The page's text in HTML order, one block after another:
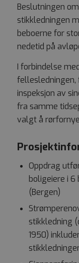
Beslutningen
stikkledningen
beboerne for
nedetid på
I forbindelse
fellesledningen,
inspeksjon av
fra samme
valgt å
Oppdrag
boligeiere i 6
(Bergen)
stikkledning
1950)